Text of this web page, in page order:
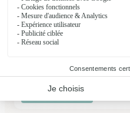
De Saint Jores Floral
29 boulevard de la république
Voir la boutique